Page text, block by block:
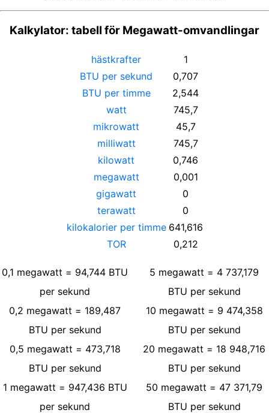
Kalkylator: tabell för Megawatt-omvandlingar
hästkrafter
1
BTU per sekund
0,707
BTU per timme
2,544
watt
745,7
mikrowatt
45,7
milliwatt
745,7
kilowatt
0,746
megawatt
0,001
gigawatt
0
terawatt
0
kilokalorier per timme 641,616
TOR
0,212
0,1 megawatt = 94,744 BTU
per sekund
0,2 megawatt = 189,487
BTU per sekund
0,5 megawatt = 473,718
BTU per sekund
1 megawatt = 947,436 BTU
per sekund
5 megawatt = 4 737,179
BTU per sekund
10 megawatt = 9 474,358
BTU per sekund
20 megawatt = 18 948,716
BTU per sekund
50 megawatt = 47 371,79
BTU per sekund